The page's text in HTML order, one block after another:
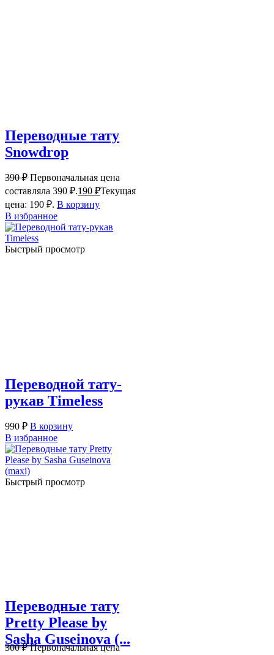
Переводные тату
Snowdrop
390₽ Первоначальная цена
составляла 390 ₽.190 ₽Текущая
цена: 190 ₽. В корзину
В избранное
Быстрый просмотр
Переводной тату-
рукав Timeless
990 ₽ В корзину
В избранное
Быстрый просмотр
Переводные тату
Pretty Please by
Sasha Guseinova (...
300₽ Первоначальная цена